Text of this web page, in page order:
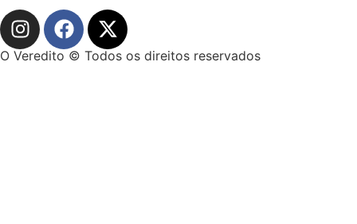
O Veredito © Todos os direitos reservados